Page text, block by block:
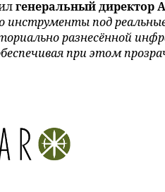
генеральный директор
инструменты под
разнесённой
при этом